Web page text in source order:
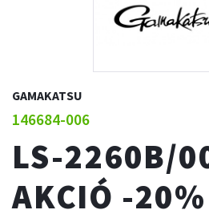
GAMAKATSU
146684-006
LS-2260B/
AKCIÓ -20%